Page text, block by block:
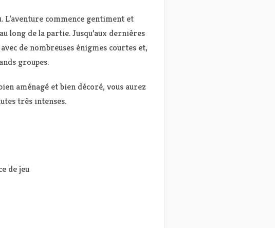
L’aventure commence gentiment et
long de la partie. Jusqu’aux dernières
de nombreuses énigmes courtes et,
groupes.
aménagé et bien décoré, vous aurez
très intenses.
de jeu